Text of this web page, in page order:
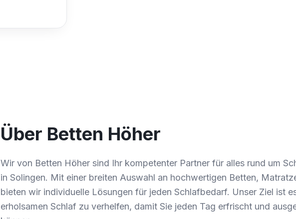
Über Betten Höher
Wir von Betten Höher sind Ihr kompetenter Partner für alles rund um
in Solingen. Mit einer breiten Auswahl an hochwertigen Betten,
bieten wir individuelle Lösungen für jeden Schlafbedarf. Unser Ziel ist
erholsamen Schlaf zu verhelfen, damit Sie jeden Tag erfrischt und